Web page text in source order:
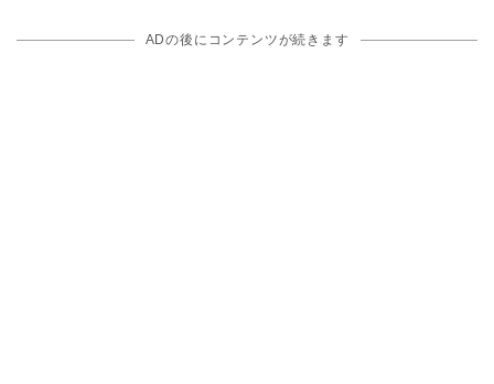
ADの後にコンテンツが続きます